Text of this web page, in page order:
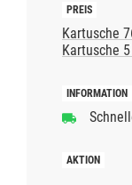
Kartusche
Kartusche